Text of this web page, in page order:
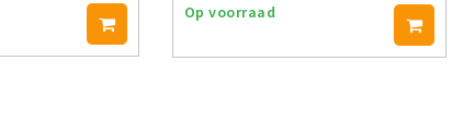
Op voorraad